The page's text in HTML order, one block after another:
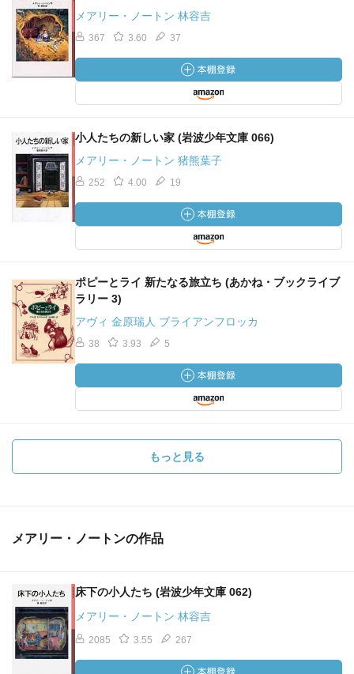
メアリー・ノートン 林容吉
367 3.60 37
小人たちの新しい家 (岩波少年文庫 066)
メアリー・ノートン 猪熊葉子
252 4.00 19
ポピーとライ 新たなる旅立ち (あかね・ブックライブ
ラリー 3)
アヴィ 金原瑞人 ブライアンフロッカ
38 3.93 5
もっと見る
メアリー・ノートンの作品
床下の小人たち (岩波少年文庫 062)
メアリー・ノートン 林容吉
2085 3.55 267